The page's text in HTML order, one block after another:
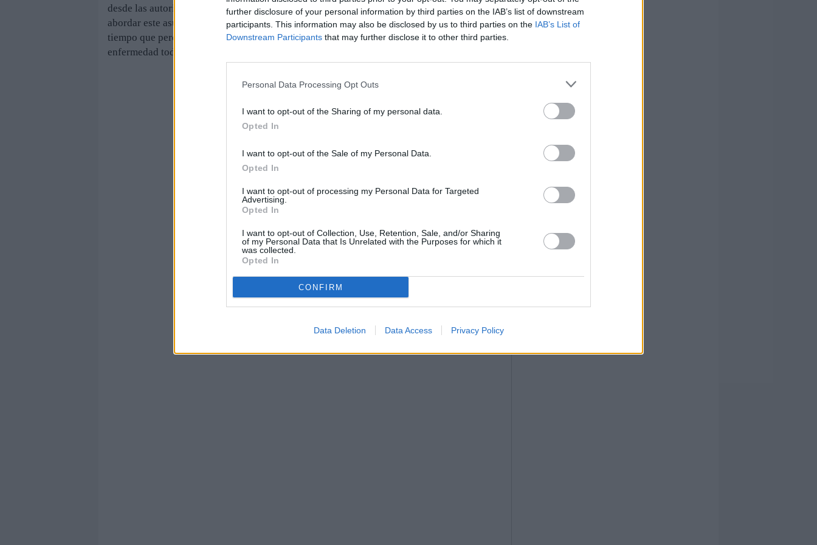
further disclosure of your personal information by third parties on the IAB’s list of downstream
participants. This information may also be disclosed by us to third parties on the IAB’s List of
Downstream Participants that may further disclose it to other third parties.
Personal Data Processing Opt Outs
I want to opt-out of the Sharing of my personal data.
Opted In
I want to opt-out of the Sale of my Personal Data.
Opted In
I want to opt-out of processing my Personal Data for Targeted
Advertising.
Opted In
I want to opt-out of Collection, Use, Retention, Sale, and/or Sharing
of my Personal Data that Is Unrelated with the Purposes for which it
was collected.
Opted In
CONFIRM
Data Deletion Data Access Privacy Policy
desde las autoridades competentes se extreme la prudencia y la transparencia a la hora de
abordar este asunto, para enviar a la sociedad un necesario mensaje de tranquilidad. No hay
tiempo que perder y es precisa una alianza internacional para volcar en el origen de esta
enfermedad toda la ayuda que sea precisa y más.